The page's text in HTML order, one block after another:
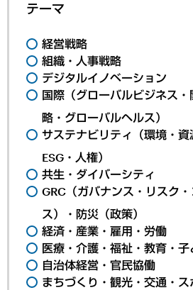
テーマ
経営戦略
組織・人事戦略
デジタルイノベーション
国際（グローバルビジネス
略・グローバルヘルス）
サステナビリティ（環境・資
ESG・人権）
共生・ダイバーシティ
GRC（ガバナンス・リスク
ス）・防災（政策）
経済・産業・雇用・労働
医療・介護・福祉・教育・子
自治体経営・官民協働
まちづくり・観光・交通・